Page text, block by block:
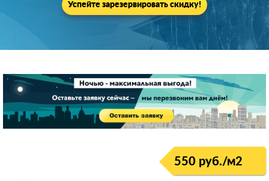
Успейте зарезервировать скидку!
550 руб./м2